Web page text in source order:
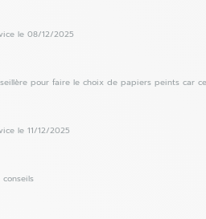
le 08/12/2025
pour faire le choix de papiers peints car
le 11/12/2025